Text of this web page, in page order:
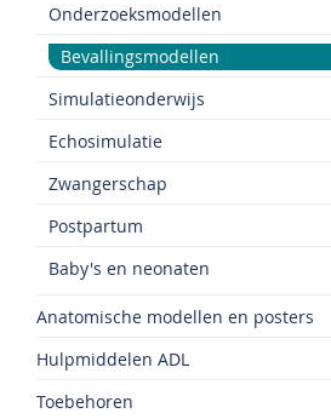
Onderzoeksmodellen
Bevallingsmodellen
Simulatieonderwijs
Echosimulatie
Zwangerschap
Postpartum
Baby's en neonaten
Anatomische modellen en posters
Hulpmiddelen ADL
Toebehoren